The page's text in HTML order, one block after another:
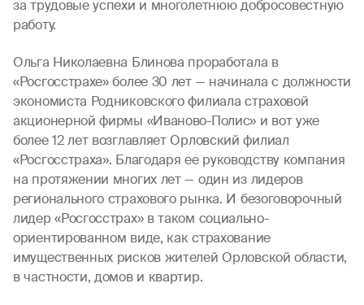
за трудовые успехи и многолетнюю добросовестную
работу.
Ольга Николаевна Блинова проработала в
«Росгосстрахе» более 30 лет — начинала с должности
экономиста Родниковского филиала страховой
акционерной фирмы «Иваново-Полис» и вот уже
более 12 лет возглавляет Орловский филиал
«Росгосстраха». Благодаря ее руководству компания
на протяжении многих лет — один из лидеров
регионального страхового рынка. И безоговорочный
лидер «Росгосстрах» в таком социально-
ориентированном виде, как страхование
имущественных рисков жителей Орловской области,
в частности, домов и квартир.